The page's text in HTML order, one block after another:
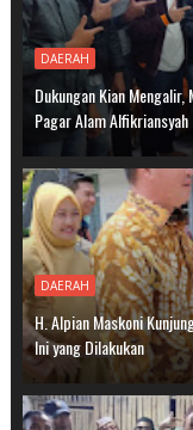
DAERAH
Dukungan Kian
Pagar Alam Alfikriansyah
DAERAH
H. Alpian Maskoni
Ini yang Dilakukan